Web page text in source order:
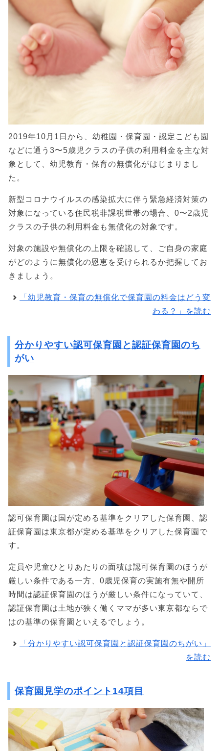
2019年10月1日から、幼稚園・保育園・認定こども園
などに通う3〜5歳児クラスの子供の利用料金を主な対
象として、幼児教育・保育の無償化がはじまりまし
た。
新型コロナウイルスの感染拡大に伴う緊急経済対策の
対象になっている住民税非課税世帯の場合、0〜2歳児
クラスの子供の利用料金も無償化の対象です。
対象の施設や無償化の上限を確認して、ご自身の家庭
がどのように無償化の恩恵を受けられるか把握してお
きましょう。
「幼児教育・保育の無償化で保育園の料金はどう変
わる？」を読む
分かりやすい認可保育園と認証保育園のち
がい
認可保育園は国が定める基準をクリアした保育園、認
証保育園は東京都が定める基準をクリアした保育園で
す。
定員や児童ひとりあたりの面積は認可保育園のほうが
厳しい条件である一方、0歳児保育の実施有無や開所
時間は認証保育園のほうが厳しい条件になっていて、
認証保育園は土地が狭く働くママが多い東京都ならで
はの基準の保育園といえるでしょう。
「分かりやすい認可保育園と認証保育園のちがい」
を読む
保育園見学のポイント14項目